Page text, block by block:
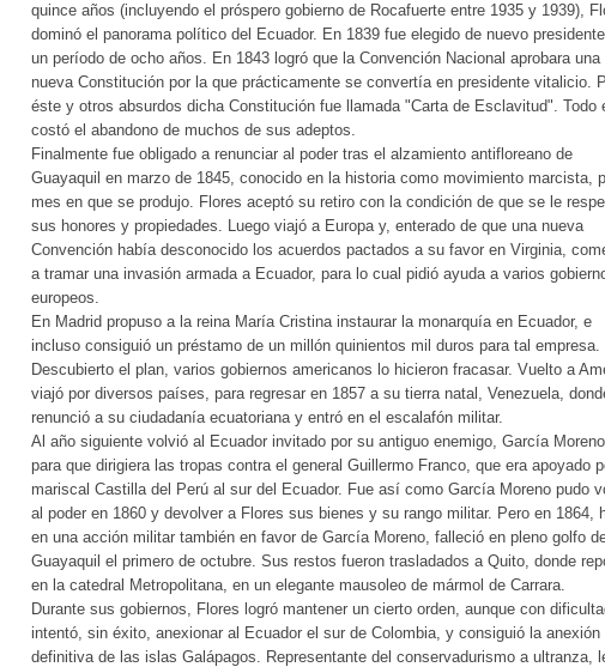
quince años (incluyendo el próspero gobierno de Rocafuerte entre 1935 y 1939),
dominó el panorama político del Ecuador. En 1839 fue elegido de nuevo
un período de ocho años. En 1843 logró que la Convención Nacional aprobara una
nueva Constitución por la que prácticamente se convertía en presidente vitalicio.
éste y otros absurdos dicha Constitución fue llamada "Carta de Esclavitud". Todo
costó el abandono de muchos de sus adeptos.
Finalmente fue obligado a renunciar al poder tras el alzamiento antifloreano de
Guayaquil en marzo de 1845, conocido en la historia como movimiento marcista,
mes en que se produjo. Flores aceptó su retiro con la condición de que se le
sus honores y propiedades. Luego viajó a Europa y, enterado de que una nueva
Convención había desconocido los acuerdos pactados a su favor en Virginia,
a tramar una invasión armada a Ecuador, para lo cual pidió ayuda a varios
europeos.
En Madrid propuso a la reina María Cristina instaurar la monarquía en Ecuador, e
incluso consiguió un préstamo de un millón quinientos mil duros para tal empresa.
Descubierto el plan, varios gobiernos americanos lo hicieron fracasar. Vuelto a
viajó por diversos países, para regresar en 1857 a su tierra natal, Venezuela,
renunció a su ciudadanía ecuatoriana y entró en el escalafón militar.
Al año siguiente volvió al Ecuador invitado por su antiguo enemigo, García
para que dirigiera las tropas contra el general Guillermo Franco, que era apoyado
mariscal Castilla del Perú al sur del Ecuador. Fue así como García Moreno pudo
al poder en 1860 y devolver a Flores sus bienes y su rango militar. Pero en 1864,
en una acción militar también en favor de García Moreno, falleció en pleno golfo
Guayaquil el primero de octubre. Sus restos fueron trasladados a Quito, donde
en la catedral Metropolitana, en un elegante mausoleo de mármol de Carrara.
Durante sus gobiernos, Flores logró mantener un cierto orden, aunque con
intentó, sin éxito, anexionar al Ecuador el sur de Colombia, y consiguió la anexión
definitiva de las islas Galápagos. Representante del conservadurismo a ultranza,